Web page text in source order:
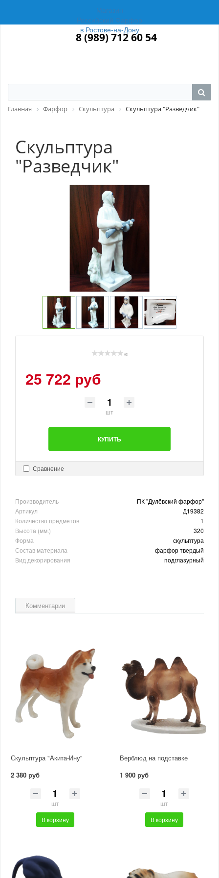
Магазин
Российский Фарфор
в Ростове-на-Дону
8 (989) 712 60 54
Главная Фарфор Скульптура Скульптура "Разведчик"
Скульптура
"Разведчик"
(0)
25 722 руб
шт
КУПИТЬ
Сравнение
Производитель
ПК "Дулёвский фарфор"
Артикул
Д19382
Количество предметов
1
Высота (мм.)
320
Форма
скульптура
Состав материала
фарфор твердый
Вид декорирования
подглазурный
Комментарии
Скульптура "Акита-Ину"
2 380 руб
шт
В корзину
Верблюд на подставке
1 900 руб
шт
В корзину